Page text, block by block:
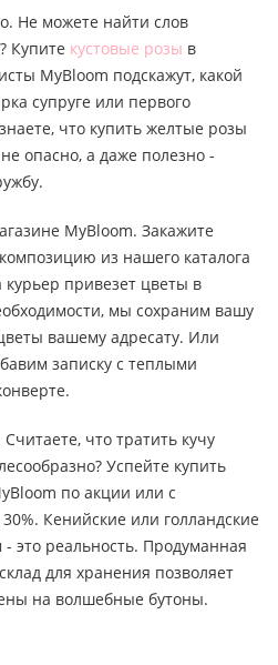
Не можете найти слов
Купите кустовые розы в
MyBloom подскажут, какой
супруге или первого
что купить желтые розы
опасно, а даже полезно -
MyBloom. Закажите
из нашего каталога
курьер привезет цветы в
мы сохраним вашу
вашему адресату. Или
записку с теплыми
что тратить кучу
Успейте купить
по акции или с
Кенийские или голландские
это реальность. Продуманная
для хранения позволяет
на волшебные бутоны.